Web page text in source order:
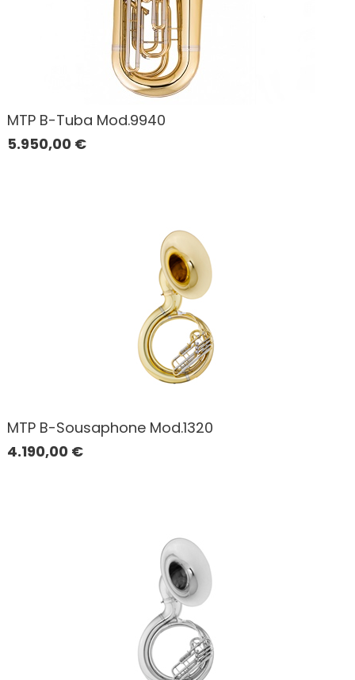
MTP B-Tuba Mod.9940
5.950,00 €
MTP B-Sousaphone Mod.1320
4.190,00 €